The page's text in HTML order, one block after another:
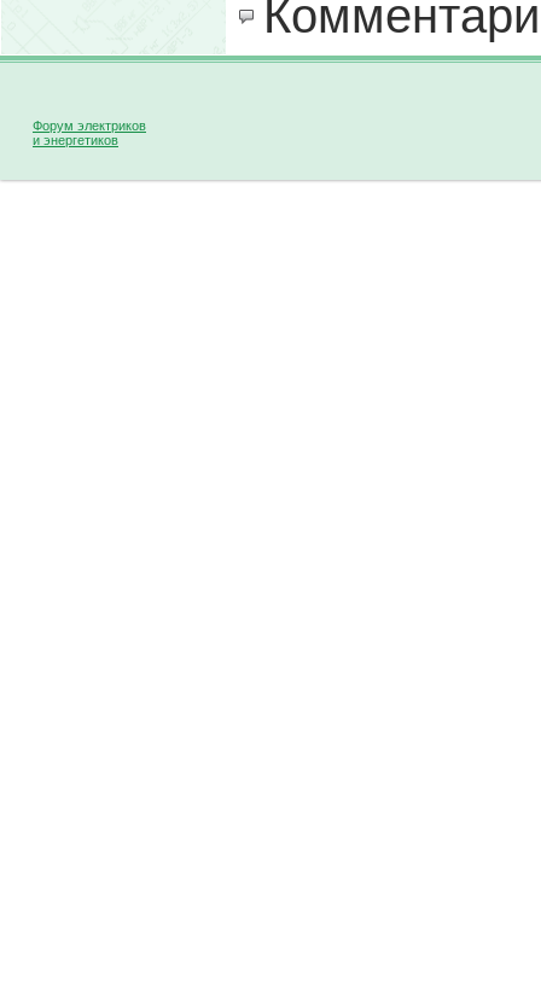
Форум электриков
и энергетиков